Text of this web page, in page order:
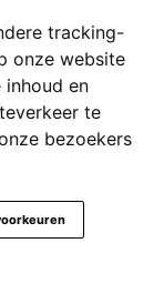
tracking-
onze website
inhoud en
te
bezoekers
kader voor
*
FAC-VIN-H